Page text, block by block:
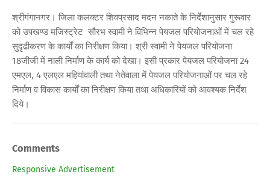
श्रीगंगानगर। जिला कलक्टर शिवप्रसाद मदन नकाते के निर्देशानुसार गुरूवार
को उपखण्ड मजिस्ट्रेट सौरभ स्वामी ने विभिन्न पेयजल परियोजनाओं में चल रहे
सुदृढीकरण के कार्यों का निरीक्षण किया। श्री स्वामी ने पेयजल परियोजना
18जीजी में नाली निर्माण के कार्य को देखा। इसी प्रकार पेयजल परियोजना 24
एमएल, 4 एलएल महियांवाली तथा नेतेवाला में पेयजल परियोजनाओं पर चल रहे
निर्माण व विकास कार्यों का निरीक्षण किया तथा अधिकारियों को आवश्यक निर्देश
दिये।
Comments
Responsive Advertisement